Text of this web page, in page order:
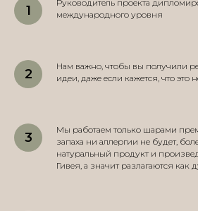
Руководитель проекта
международного уровня
Нам важно, чтобы вы получили
идеи, даже если кажется, что это
Мы работаем только шарами
запаха ни аллергии не будет,
натуральный продукт и
Гивея, а значит разлагаются как